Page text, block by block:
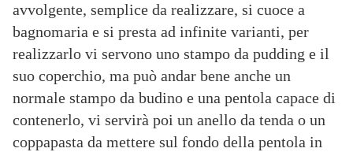
avvolgente, semplice da realizzare, si cuoce a
bagnomaria e si presta ad infinite varianti, per
realizzarlo vi servono uno stampo da pudding e il
suo coperchio, ma può andar bene anche un
normale stampo da budino e una pentola capace di
contenerlo, vi servirà poi un anello da tenda o un
coppapasta da mettere sul fondo della pentola in